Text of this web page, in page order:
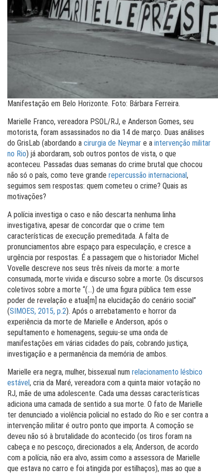
Manifestação em Belo Horizonte. Foto: Bárbara Ferreira.
Marielle Franco, vereadora PSOL/RJ, e Anderson Gomes, seu
motorista, foram assassinados no dia 14 de março. Duas análises
do GrisLab (abordando a cirurgia de Neymar e a intervenção militar
no Rio) já abordaram, sob outros pontos de vista, o que
aconteceu. Passadas duas semanas do crime brutal que chocou
não só o país, como teve grande repercussão internacional,
seguimos sem respostas: quem cometeu o crime? Quais as
motivações?
A polícia investiga o caso e não descarta nenhuma linha
investigativa, apesar de concordar que o crime tem
características de execução premeditada. A falta de
pronunciamentos abre espaço para especulação, e cresce a
urgência por respostas. É a passagem que o historiador Michel
Vovelle descreve nos seus três níveis da morte: a morte
consumada, morte vivida e discurso sobre a morte. Os discursos
coletivos sobre a morte “(…) de uma figura pública tem esse
poder de revelação e atua[m] na elucidação do cenário social”
(SIMOES, 2015, p.2). Após o arrebatamento e horror da
experiência da morte de Marielle e Anderson, após o
sepultamento e homenagens, seguiu-se uma onda de
manifestações em várias cidades do país, cobrando justiça,
investigação e a permanência da memória de ambos.
Marielle era negra, mulher, bissexual num relacionamento lésbico
estável, cria da Maré, vereadora com a quinta maior votação no
RJ, mãe de uma adolescente. Cada uma dessas características
adiciona uma camada de sentido a sua morte. O fato de Marielle
ter denunciado a violência policial no estado do Rio e ser contra a
intervenção militar é outro ponto que importa. A comoção se
deveu não só à brutalidade do acontecido (os tiros foram na
cabeça e no pescoço, direcionados a ela; Anderson, de acordo
com a polícia, não era alvo, assim como a assessora de Marielle
que estava no carro e foi atingida por estilhaços), mas ao que a